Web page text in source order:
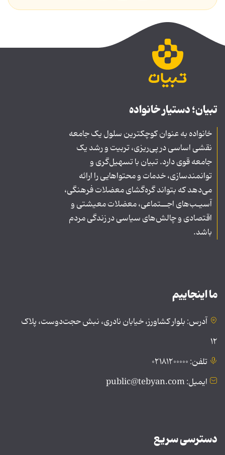
تبیان؛ دستیار خانواده
خانواده به عنوان کوچکترین سلول یک جامعه
نقشی اساسی در پی‌ریزی، تربیت و رشد یک
جامعه قوی دارد. تبیان با تسهیل‌گری و
توانمندسازی، خدمات و محتواهایی را ارائه
می‌دهد که بتواند گره‌گشای معضلات فرهنگی،
آسیـب‌های اجــتماعی، معضلات معیشتی و
اقتصادی و چالش‌های سیاسی در زندگی مردم
باشد.
ما اینجاییم
آدرس: بلوار کشاورز، خیابان نادری، نبش حجت‌دوست، پلاک
۱۲
تلفن: ۰۲۱۸۱۲۰۰۰۰۰
ایمیل: public@tebyan.com
دسترسی سریع